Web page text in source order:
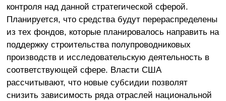
контроля над данной стратегической сферой.
Планируется, что средства будут перераспределены
из тех фондов, которые планировалось направить на
поддержку строительства полупроводниковых
производств и исследовательскую деятельность в
соответствующей сфере. Власти США
рассчитывают, что новые субсидии позволят
снизить зависимость ряда отраслей национальной